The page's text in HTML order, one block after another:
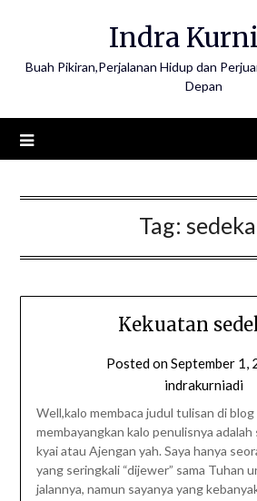
Indra
Buah Pikiran,Perjalanan Hidup dan
Depan
Tag:
Kekuatan
Posted onSeptember 1,
indrakurniadi
Well,kalo membaca judul tulisan di blog
membayangkan kalo penulisnya
kyai atau Ajengan yah. Saya hanya
yang seringkali “dijewer” sama Tuhan
jalannya, namun sayanya yang